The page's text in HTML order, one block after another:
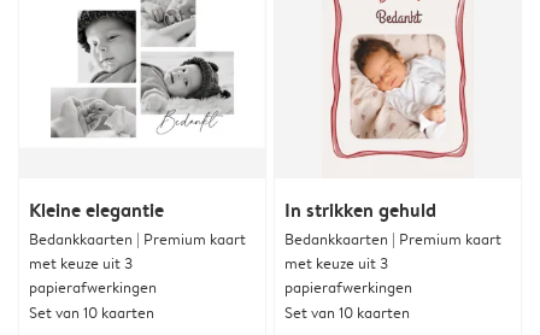
Kleine elegantie
Bedankkaarten | Premium kaart
met keuze uit 3
papierafwerkingen
Set van 10 kaarten
In strikken gehuld
Bedankkaarten | Premium kaart
met keuze uit 3
papierafwerkingen
Set van 10 kaarten